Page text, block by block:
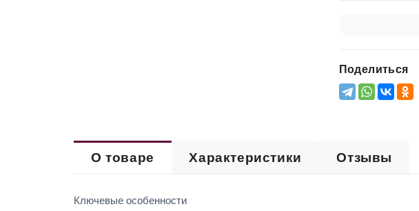
Поделиться
О товаре Характеристики Отзывы
Ключевые особенности